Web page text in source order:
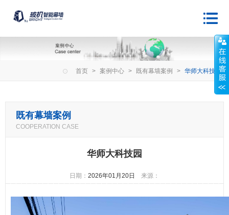
首页 > 案例中心 > 既有幕墙案例 > 华师大科技园
既有幕墙案例
COOPERATION CASE
华师大科技园
日期： 2026年01月20日 来源：